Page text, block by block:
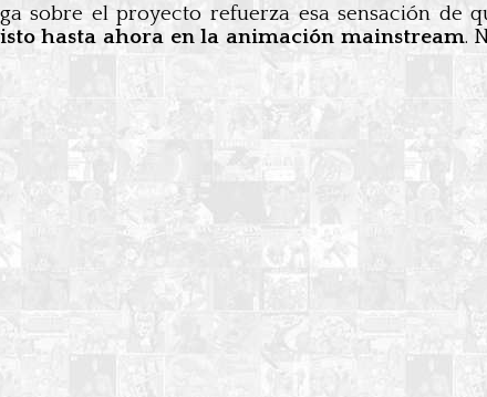
sobre el proyecto refuerza esa sensación de
hasta ahora en la animación mainstream.